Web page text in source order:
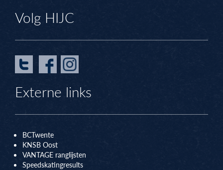
Volg HIJC
Externe links
BCTwente
KNSB Oost
VANTAGE ranglijsten
Speedskatingresults